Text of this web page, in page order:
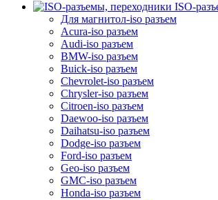
ISO-
Для магнитол-iso разъем
Acura-iso разъем
Audi-iso разъем
BMW-iso разъем
Buick-iso разъем
Chevrolet-iso разъем
Chrysler-iso разъем
Citroen-iso разъем
Daewoo-iso разъем
Daihatsu-iso разъем
Dodge-iso разъем
Ford-iso разъем
Geo-iso разъем
GMC-iso разъем
Honda-iso разъем